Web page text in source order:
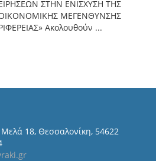
ΣΤΗΝ ΕΝΙΣΧΥΣΗ ΤΗΣ
ΜΕΓΕΝΘΥΝΣΗΣ
Ακολουθούν ...
18, Θεσσαλονίκη, 54622